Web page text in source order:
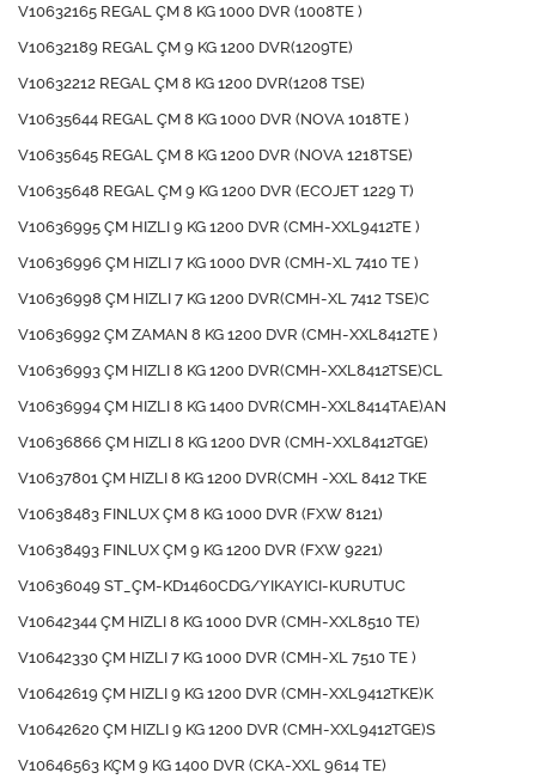
V10632165 REGAL ÇM 8 KG 1000 DVR (1008TE )
V10632189 REGAL ÇM 9 KG 1200 DVR(1209TE)
V10632212 REGAL ÇM 8 KG 1200 DVR(1208 TSE)
V10635644 REGAL ÇM 8 KG 1000 DVR (NOVA 1018TE )
V10635645 REGAL ÇM 8 KG 1200 DVR (NOVA 1218TSE)
V10635648 REGAL ÇM 9 KG 1200 DVR (ECOJET 1229 T)
V10636995 ÇM HIZLI 9 KG 1200 DVR (CMH-XXL9412TE )
V10636996 ÇM HIZLI 7 KG 1000 DVR (CMH-XL 7410 TE )
V10636998 ÇM HIZLI 7 KG 1200 DVR(CMH-XL 7412 TSE)C
V10636992 ÇM ZAMAN 8 KG 1200 DVR (CMH-XXL8412TE )
V10636993 ÇM HIZLI 8 KG 1200 DVR(CMH-XXL8412TSE)CL
V10636994 ÇM HIZLI 8 KG 1400 DVR(CMH-XXL8414TAE)AN
V10636866 ÇM HIZLI 8 KG 1200 DVR (CMH-XXL8412TGE)
V10637801 ÇM HIZLI 8 KG 1200 DVR(CMH -XXL 8412 TKE
V10638483 FINLUX ÇM 8 KG 1000 DVR (FXW 8121)
V10638493 FINLUX ÇM 9 KG 1200 DVR (FXW 9221)
V10636049 ST_ÇM-KD1460CDG/YIKAYICI-KURUTUC
V10642344 ÇM HIZLI 8 KG 1000 DVR (CMH-XXL8510 TE)
V10642330 ÇM HIZLI 7 KG 1000 DVR (CMH-XL 7510 TE )
V10642619 ÇM HIZLI 9 KG 1200 DVR (CMH-XXL9412TKE)K
V10642620 ÇM HIZLI 9 KG 1200 DVR (CMH-XXL9412TGE)S
V10646563 KÇM 9 KG 1400 DVR (CKA-XXL 9614 TE)